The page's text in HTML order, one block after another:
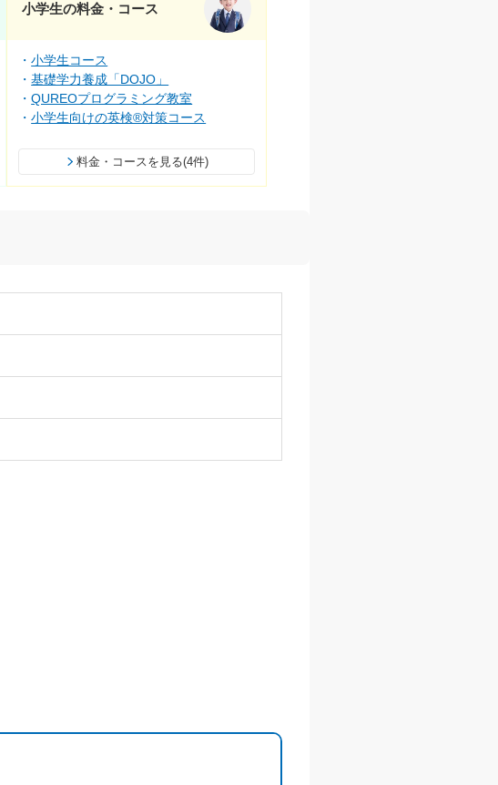
小学生の料金・コース
小学生コース
基礎学力養成「DOJO」
QUREOプログラミング教室
小学生向けの英検®対策コース
料金・コースを見る(4件)